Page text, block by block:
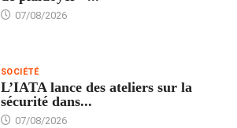
07/08/2026
SOCIÉTÉ
L’IATA lance des ateliers sur la
sécurité dans...
07/08/2026